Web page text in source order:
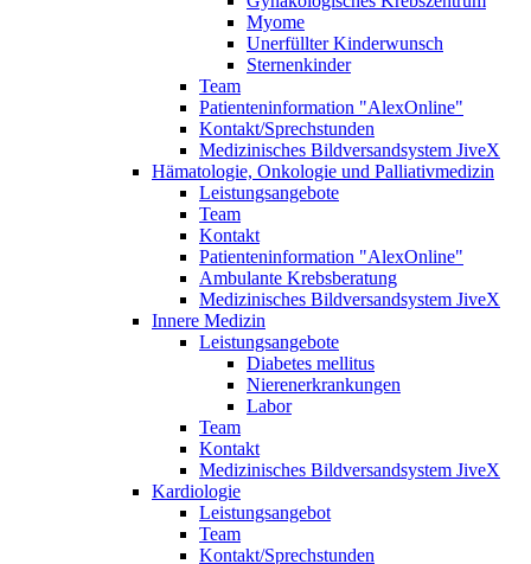
Myome
Unerfüllter Kinderwunsch
Sternenkinder
Team
Patienteninformation "AlexOnline"
Kontakt/Sprechstunden
Medizinisches Bildversandsystem JiveX
Hämatologie, Onkologie und Palliativmedizin
Leistungsangebote
Team
Kontakt
Patienteninformation "AlexOnline"
Ambulante Krebsberatung
Medizinisches Bildversandsystem JiveX
Innere Medizin
Leistungsangebote
Diabetes mellitus
Nierenerkrankungen
Labor
Team
Kontakt
Medizinisches Bildversandsystem JiveX
Kardiologie
Leistungsangebot
Team
Kontakt/Sprechstunden